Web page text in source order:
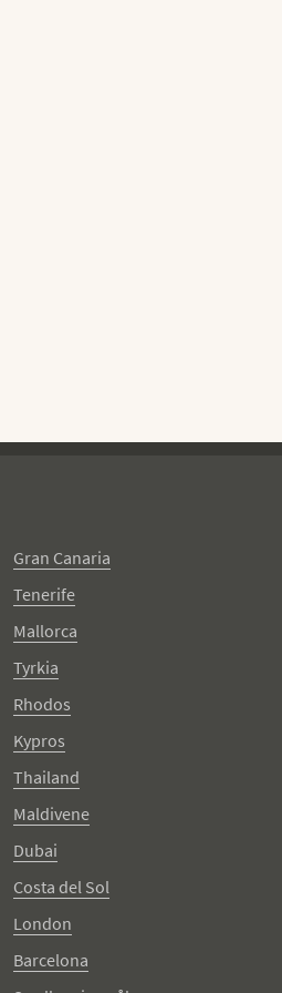
Gran Canaria
Tenerife
Mallorca
Tyrkia
Rhodos
Kypros
Thailand
Maldivene
Dubai
Costa del Sol
London
Barcelona